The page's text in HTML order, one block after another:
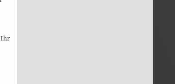
Ihr